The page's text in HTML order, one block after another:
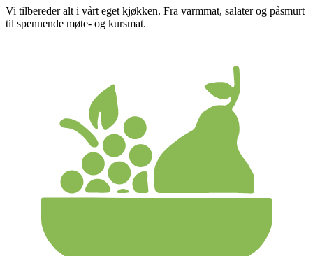
Vi tilbereder alt i vårt eget kjøkken. Fra varmmat, salater og påsmurt
til spennende møte- og kursmat.